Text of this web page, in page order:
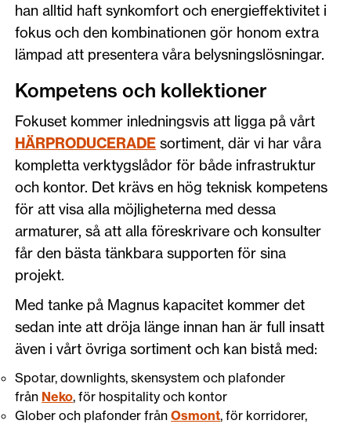
han alltid haft synkomfort och energieffektivitet i
fokus och den kombinationen gör honom extra
lämpad att presentera våra belysningslösningar.
Kompetens och kollektioner
Fokuset kommer inledningsvis att ligga på vårt
HÄRPRODUCERADE sortiment, där vi har våra
kompletta verktygslådor för både infrastruktur
och kontor. Det krävs en hög teknisk kompetens
för att visa alla möjligheterna med dessa
armaturer, så att alla föreskrivare och konsulter
får den bästa tänkbara supporten för sina
projekt.
Med tanke på Magnus kapacitet kommer det
sedan inte att dröja länge innan han är full insatt
även i vårt övriga sortiment och kan bistå med:
Spotar, downlights, skensystem och plafonder
från Neko, för hospitality och kontor
Glober och plafonder frånOsmont, för korridorer,